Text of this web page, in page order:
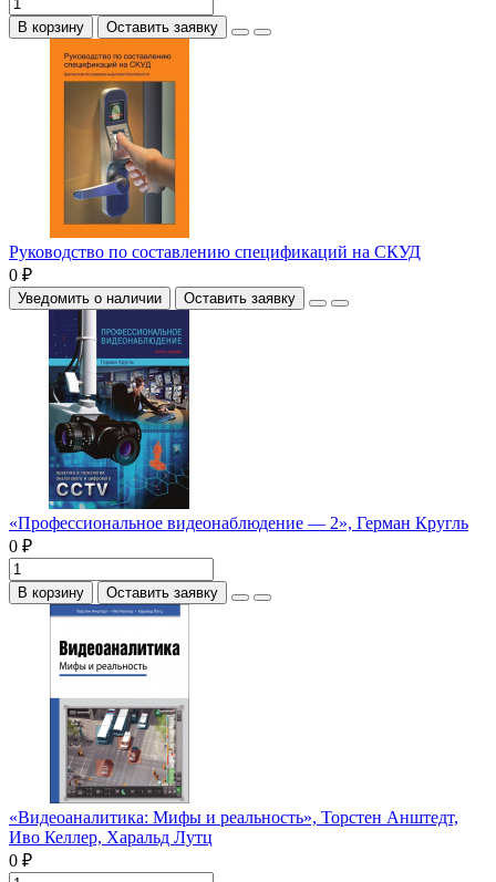
В корзину Оставить заявку
Руководство по составлению спецификаций на СКУД
0 ₽
Уведомить о наличии Оставить заявку
«Профессиональное видеонаблюдение — 2», Герман Кругль
0 ₽
В корзину Оставить заявку
«Видеоаналитика: Мифы и реальность», Торстен Анштедт,
Иво Келлер, Харальд Лутц
0 ₽